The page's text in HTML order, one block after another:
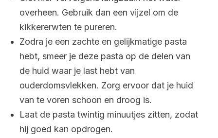
overheen. Gebruik dan een vijzel om de
kikkererwten te pureren.
Zodra je een zachte en gelijkmatige pasta
hebt, smeer je deze pasta op de delen van
de huid waar je last hebt van
ouderdomsvlekken. Zorg ervoor dat je huid
van te voren schoon en droog is.
Laat de pasta twintig minuutjes zitten, zodat
hij goed kan opdrogen.